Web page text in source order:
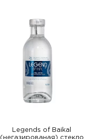
Legends of Baikal
(негазированая) стекло